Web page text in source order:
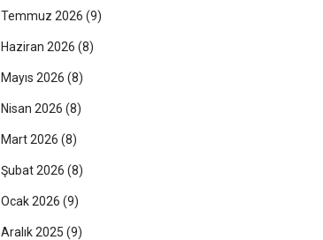
Temmuz 2026 (9)
Haziran 2026 (8)
Mayıs 2026 (8)
Nisan 2026 (8)
Mart 2026 (8)
Şubat 2026 (8)
Ocak 2026 (9)
Aralık 2025 (9)